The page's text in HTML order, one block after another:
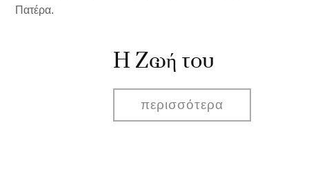
Πατέρα.
Η Ζωή του
περισσότερα